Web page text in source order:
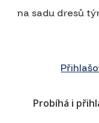
na sadu dresů
Probíhá i